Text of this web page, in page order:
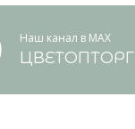
Наш канал в MAX
ЦВЕТОПТОРГ